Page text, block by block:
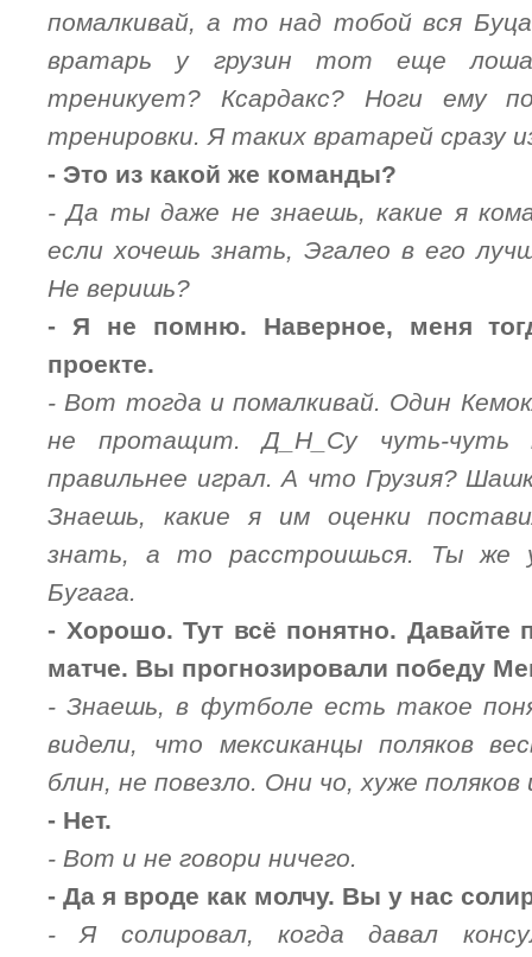
помалкивай, а то над тобой вся
вратарь у грузин тот еще
треникует? Ксардакс? Ноги ему
тренировки. Я таких вратарей сразу
- Это из какой же команды?
- Да ты даже не знаешь, какие я
если хочешь знать, Эгалео в его
Не веришь?
- Я не помню. Наверное, меня
проекте.
- Вот тогда и помалкивай. Один
не протащит. Д_Н_Су чуть-чуть
правильнее играл. А что Грузия?
Знаешь, какие я им оценки
знать, а то расстроишься. Ты же
Бугага.
- Хорошо. Тут всё понятно. Давайте
матче. Вы прогнозировали победу
- Знаешь, в футболе есть такое
видели, что мексиканцы поляков
блин, не повезло. Они чо, хуже поляков
- Нет.
- Вот и не говори ничего.
- Да я вроде как молчу. Вы у нас
- Я солировал, когда давал